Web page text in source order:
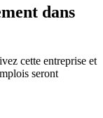
dans
cette entreprise et
seront